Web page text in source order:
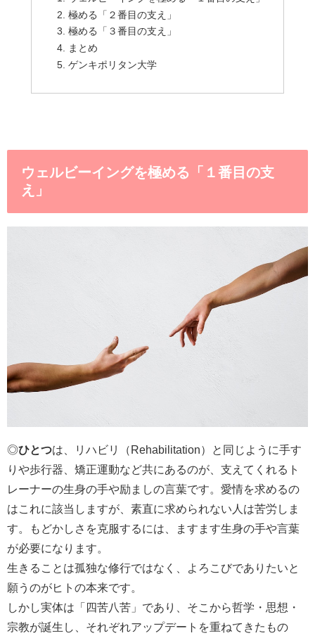
極める「２番目の支え」
極める「３番目の支え」
まとめ
ゲンキポリタン大学
ウェルビーイングを極める「１番目の支
え」
◎ひとつは、リハビリ（Rehabilitation）と同じように手す
りや歩行器、矯正運動など共にあるのが、支えてくれるト
レーナーの生身の手や励ましの言葉です。愛情を求めるの
はこれに該当しますが、素直に求められない人は苦労しま
す。もどかしさを克服するには、ますます生身の手や言葉
が必要になります。
生きることは孤独な修行ではなく、よろこびでありたいと
願うのがヒトの本来です。
しかし実体は「四苦八苦」であり、そこから哲学・思想・
宗教が誕生し、それぞれアップデートを重ねてきたもの